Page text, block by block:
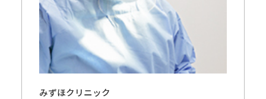
みずほクリニック